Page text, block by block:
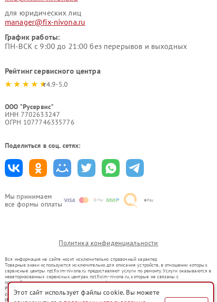
Мы принимаем
все формы оплаты
для юридических лиц
manager@fix-nivona.ru
График работы:
ПН-ВСК с 9:00 до 21:00 без перерывов и выходных
Рейтинг сервисного центра
4.9-5.0
ООО "Русервис"
ИНН 7702633247
ОГРН 1077746335776
Поделиться в соц. сетях:
Политика конфиденциальности
Вся информация на сайте носит исключительно справочный характер.
Товарные знаки используются исключительно для описания устройств, в отношении которых
сервисные центры nzt.fixim-nivona.ru предоставляют услуги по ремонту. Услуги оказываются в
неавторизованных сервисных центрах nzt.fixim-nivona.ru, которые не связаны с
правообладателями товарных знаков или их официальными представителями.
Ремонт осуществляется для устройств, уже введенных в гражданский оборот в соответствии
со статьей 1487 ГК РФ.
Использование товарных знаков не преследует цели индивидуализации услуг или введения
Этот сайт использует файлы cookie. Вы можете